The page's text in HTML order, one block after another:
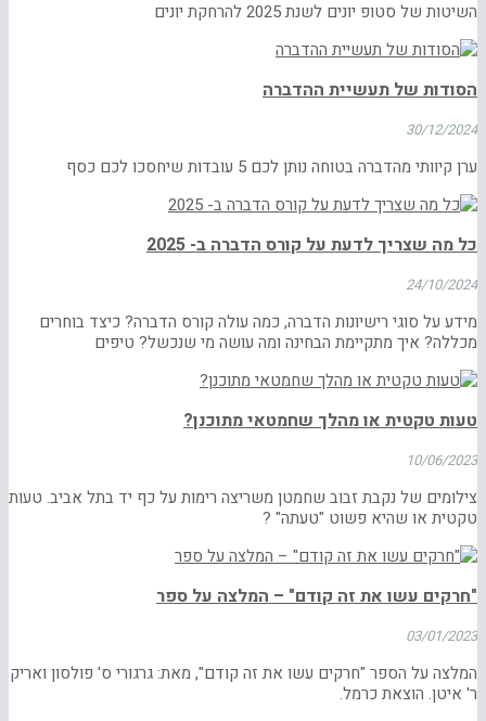
השיטות של סטופ יונים לשנת 2025 להרחקת יונים
הסודות של תעשיית ההדברה
30/12/2024
ערן קיוותי מהדברה בטוחה נותן לכם 5 עובדות שיחסכו לכם כסף
כל מה שצריך לדעת על קורס הדברה ב- 2025
24/10/2024
מידע על סוגי רישיונות הדברה, כמה עולה קורס הדברה? כיצד בוחרים
מכללה? איך מתקיימת הבחינה ומה עושה מי שנכשל? טיפים
טעות טקטית או מהלך שחמטאי מתוכנן?
10/06/2023
צילומים של נקבת זבוב שחמטן משריצה רימות על כף יד בתל אביב. טעות
טקטית או שהיא פשוט "טעתה" ?
"חרקים עשו את זה קודם" – המלצה על ספר
03/01/2023
המלצה על הספר "חרקים עשו את זה קודם", מאת: גרגורי ס' פולסון ואריק
ר' איטן. הוצאת כרמל.